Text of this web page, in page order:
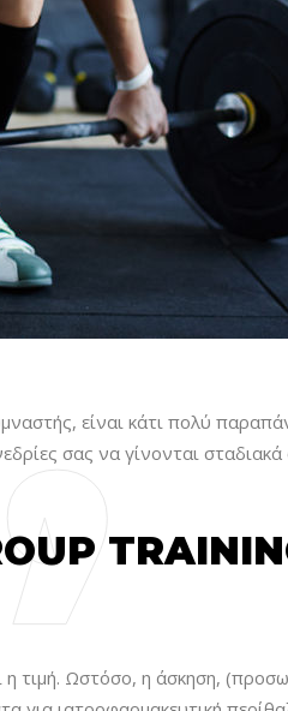
είναι κάτι πολύ
σας να γίνονται σταδιακά
τιμή. Ωστόσο, η άσκηση,